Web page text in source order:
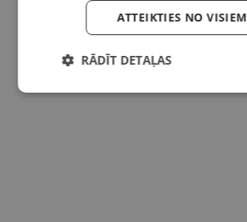
ATTEIKTIES NO VISIEM
RĀDĪT DETAĻAS